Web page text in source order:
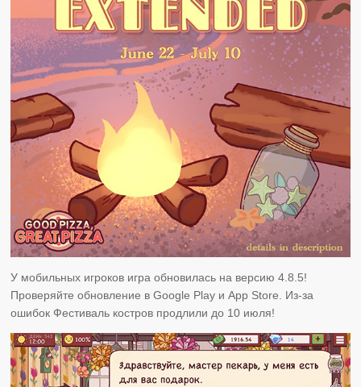
У мобильных игроков игра обновилась на версию 4.8.5!
Проверяйте обновление в Google Play и App Store. Из-за
ошибок Фестиваль костров продлили до 10 июля!